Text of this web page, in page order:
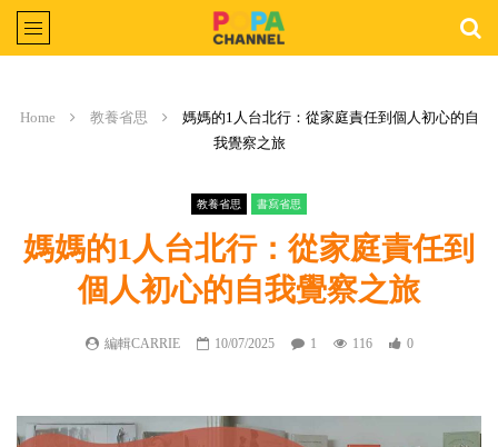
Home 教養省思
媽媽的1人台北行：從家庭責任到個人初心的自
我覺察之旅
教養省思 書寫省思
媽媽的1人台北行：從家庭責任到
個人初心的自我覺察之旅
編輯CARRIE 10/07/2025 1 116 0